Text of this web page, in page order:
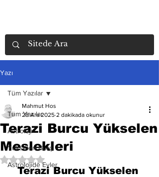
Yazı
Tüm Yazılar
Astroloji
Yükselen Burç
Astrolojide Evler
Tüm Yazılar
Terazi Burcu Yükselen
Meslekleri
Mahmut Hos
28 Ara 2025 2 dakikada okunur
5 üzerinden NaN yıldız
Terazi Burcu Yükselen